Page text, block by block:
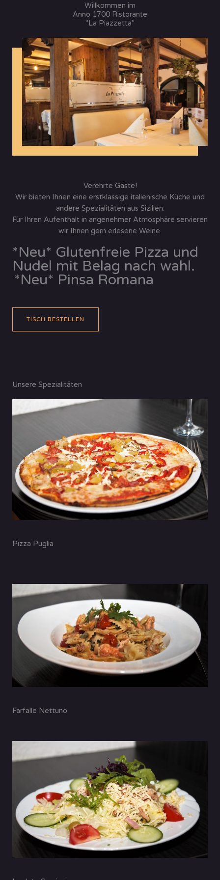
Willkommen im
Anno 1700 Ristorante
"La Piazzetta"
Verehrte Gäste!
Wir bieten Ihnen eine erstklassige italienische Küche und
andere Spezialitäten aus Sizilien.
Für Ihren Aufenthalt in angenehmer Atmosphäre servieren
wir Ihnen gern erlesene Weine.
*Neu* Glutenfreie Pizza und
Nudel mit Belag nach wahl.
*Neu* Pinsa Romana
TISCH BESTELLEN
Unsere Spezialitäten
Pizza Puglia
Farfalle Nettuno